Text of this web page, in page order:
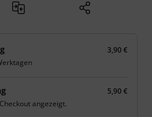
3,90 €
5,90 €
angezeigt.